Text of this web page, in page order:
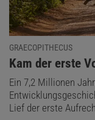
GRAECOPITHECUS
:
Kam der erste
Ein 7,2 Millionen
Lief der erste